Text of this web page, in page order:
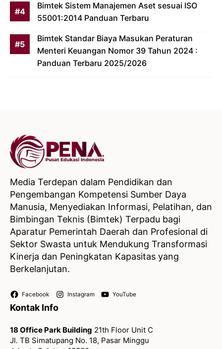
Bimtek Sistem Manajemen Aset sesuai ISO
55001:2014 Panduan Terbaru
Bimtek Standar Biaya Masukan Peraturan
Menteri Keuangan Nomor 39 Tahun 2024 :
Panduan Terbaru 2025/2026
Media Terdepan dalam Pendidikan dan
Pengembangan Kompetensi Sumber Daya
Manusia, Menyediakan Informasi, Pelatihan, dan
Bimbingan Teknis (Bimtek) Terpadu bagi
Aparatur Pemerintah Daerah dan Profesional di
Sektor Swasta untuk Mendukung Transformasi
Kinerja dan Peningkatan Kapasitas yang
Berkelanjutan.
Facebook Instagram YouTube
Kontak Info
18 Office Park Building 21th Floor Unit C
Jl. TB Simatupang No. 18, Pasar Minggu